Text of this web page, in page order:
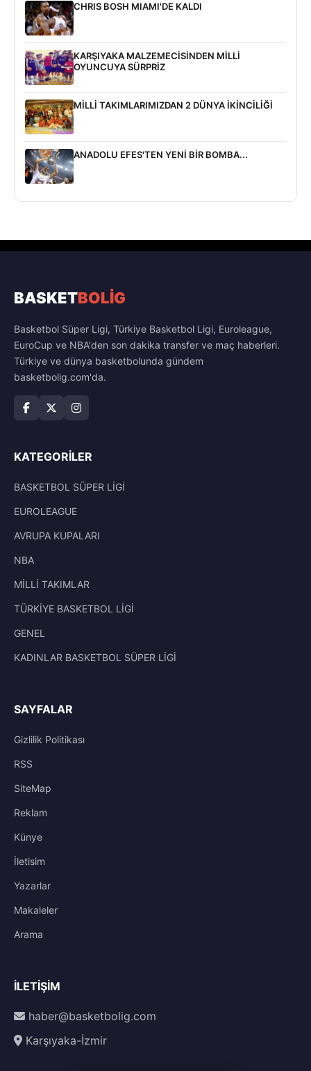
CHRIS BOSH MIAMI'DE KALDI
KARŞIYAKA MALZEMECİSİNDEN MİLLİ
OYUNCUYA SÜRPRİZ
MİLLİ TAKIMLARIMIZDAN 2 DÜNYA İKİNCİLİĞİ
ANADOLU EFES'TEN YENİ BİR BOMBA...
BASKETBOLİG
Basketbol Süper Ligi, Türkiye Basketbol Ligi, Euroleague,
EuroCup ve NBA'den son dakika transfer ve maç haberleri.
Türkiye ve dünya basketbolunda gündem
basketbolig.com'da.
KATEGORILER
BASKETBOL SÜPER LİGİ
EUROLEAGUE
AVRUPA KUPALARI
NBA
MİLLİ TAKIMLAR
TÜRKİYE BASKETBOL LİGİ
GENEL
KADINLAR BASKETBOL SÜPER LİGİ
SAYFALAR
Gizlilik Politikası
RSS
SiteMap
Reklam
Künye
İletisim
Yazarlar
Makaleler
Arama
İLETIŞIM
haber@basketbolig.com
Karşıyaka-İzmir